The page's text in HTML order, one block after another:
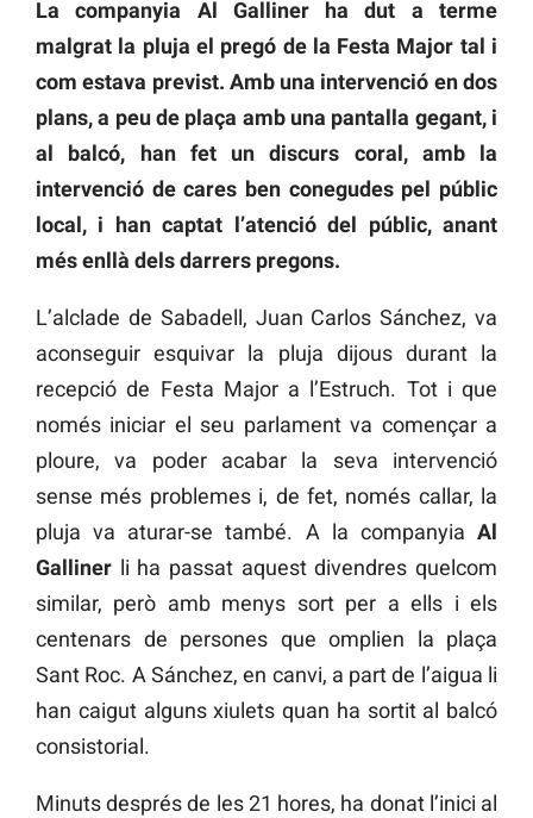
La companyia Al Galliner ha dut a terme
malgrat la pluja el pregó de la Festa Major tal i
com estava previst. Amb una intervenció en dos
plans, a peu de plaça amb una pantalla gegant, i
al balcó, han fet un discurs coral, amb la
intervenció de cares ben conegudes pel públic
local, i han captat l’atenció del públic, anant
més enllà dels darrers pregons.
L’alclade de Sabadell, Juan Carlos Sánchez, va
aconseguir esquivar la pluja dijous durant la
recepció de Festa Major a l’Estruch. Tot i que
només iniciar el seu parlament va començar a
ploure, va poder acabar la seva intervenció
sense més problemes i, de fet, només callar, la
pluja va aturar-se també. A la companyia Al
Galliner li ha passat aquest divendres quelcom
similar, però amb menys sort per a ells i els
centenars de persones que omplien la plaça
Sant Roc. A Sánchez, en canvi, a part de l’aigua li
han caigut alguns xiulets quan ha sortit al balcó
consistorial.
Minuts després de les 21 hores, ha donat l’inici al